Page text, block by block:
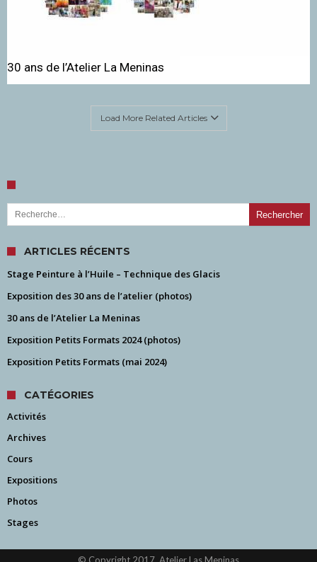
30 ans de l’Atelier La Meninas
Load More Related Articles
Rechercher :
ARTICLES RÉCENTS
Stage Peinture à l’Huile – Technique des Glacis
Exposition des 30 ans de l’atelier (photos)
30 ans de l’Atelier La Meninas
Exposition Petits Formats 2024 (photos)
Exposition Petits Formats (mai 2024)
CATÉGORIES
Activités
Archives
Cours
Expositions
Photos
Stages